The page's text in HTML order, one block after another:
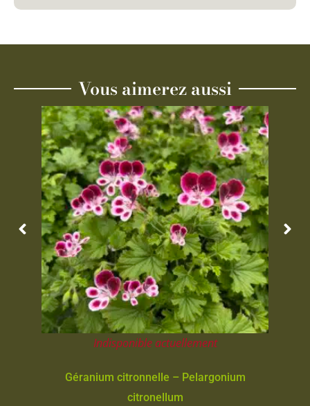
Vous aimerez aussi
Indisponible actuellement
Géranium citronnelle – Pelargonium
citronellum